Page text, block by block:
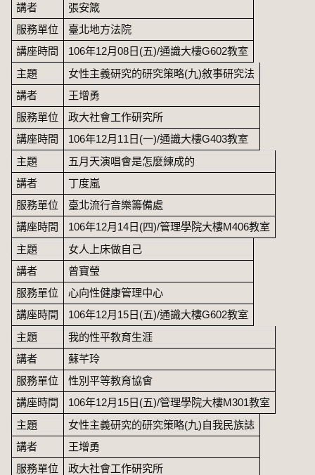
講者
張安箴
服務單位
臺北地方法院
講座時間
106年12月08日(五)/通識大樓G602教室
主題
女性主義研究的研究策略(九)敘事研究法
講者
王增勇
服務單位
政大社會工作研究所
講座時間
106年12月11日(一)/通識大樓G403教室
主題
五月天演唱會是怎麼練成的
講者
丁度嵐
服務單位
臺北流行音樂籌備處
講座時間
106年12月14日(四)/管理學院大樓M406教室
主題
女人上床做自己
講者
曾寶瑩
服務單位
心向性健康管理中心
講座時間
106年12月15日(五)/通識大樓G602教室
主題
我的性平教育生涯
講者
蘇芊玲
服務單位
性別平等教育協會
講座時間
106年12月15日(五)/管理學院大樓M301教室
主題
女性主義研究的研究策略(九)自我民族誌
講者
王增勇
服務單位
政大社會工作研究所